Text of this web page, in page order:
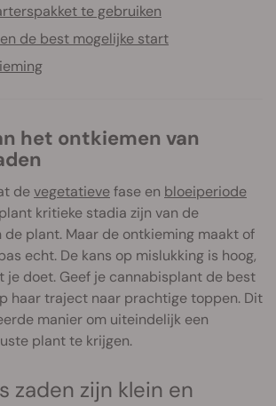
te gebruiken
de best mogelijke start
devegetatievefase en bloeiperiode
kritieke stadia zijn van de
de plant. Maar de ontkieming maakt of
echt. De kans op mislukking is hoog,
je doet. Geef je cannabisplant de best
haar traject naar prachtige toppen. Dit
manier om uiteindelijk een
plant te krijgen.
zaden zijn klein en